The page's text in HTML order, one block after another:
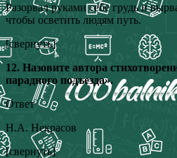
Разорвал руками себе грудь и
чтобы осветить людям путь.
[свернуть]
12. Назовите автора
парадного подъезда».
Ответ
Н.А. Некрасов
[свернуть]